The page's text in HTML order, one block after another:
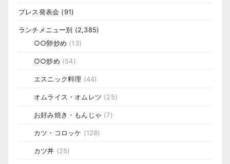
プレス発表会 (91)
ランチメニュー別 (2,385)
○○卵炒め (13)
○○炒め (54)
エスニック料理 (44)
オムライス・オムレツ (25)
お好み焼き・もんじゃ (7)
カツ・コロッケ (128)
カツ丼 (25)